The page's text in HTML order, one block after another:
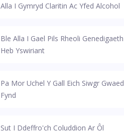
Alla I Gymryd Claritin Ac Yfed Alcohol
Ble Alla I Gael Pils Rheoli Genedigaeth
Heb Yswiriant
Pa Mor Uchel Y Gall Eich Siwgr Gwaed
Fynd
Sut I Ddeffro'ch Coluddion Ar Ôl